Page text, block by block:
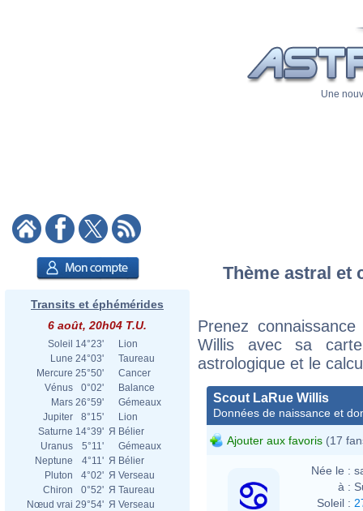
Une
Transits et éphémérides
6 août, 20h04 T.U.
Soleil 14°23'
Lion
Lune 24°03'
Taureau
Mercure 25°50'
Cancer
Vénus
0°02'
Balance
Mars 26°59'
Gémeaux
Jupiter
8°15'
Lion
Saturne 14°39' Я Bélier
Uranus
5°11'
Gémeaux
Neptune
4°11' Я Bélier
Pluton
4°02' Я Verseau
Chiron
0°52' Я Taureau
Nœud vrai 29°54' Я Verseau
Thème astral et
Prenez
Willis avec sa
astrologique et le
Scout LaRue Willis
Données de naissance et
Ajouter aux favoris (17
Née le :
à :
Soleil :